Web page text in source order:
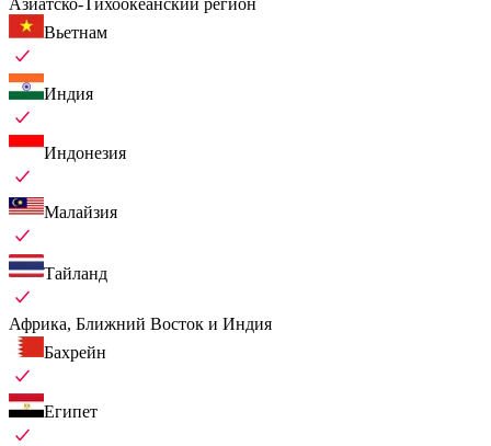
Вьетнам
Индия
Индонезия
Малайзия
Тайланд
Африка, Ближний Восток и Индия
Бахрейн
Египет